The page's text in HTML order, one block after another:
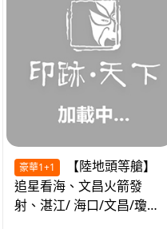
豪華1+1
追星看海、文昌火箭發
射、湛江/ 海口/文昌/瓊海/